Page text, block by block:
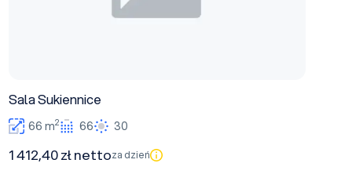
Sala Sukiennice
66 m2 66 30
1 412,40 zł nettoza dzień